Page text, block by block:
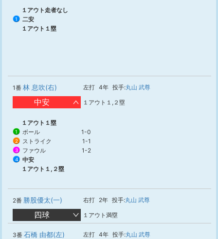
１アウト走者なし
1
二安
１アウト１塁
1番 林 息吹(右) 左打 4年 投手:丸山 武尊
中安 １アウト１,２塁
１アウト１塁
1 ボール 1-0
2 ストライク 1-1
3 ファウル 1-2
4
中安
１アウト１,２塁
2番 勝股優太(一) 右打 2年 投手:丸山 武尊
四球 １アウト満塁
3番 石橋 由都(左) 左打 4年 投手:丸山 武尊